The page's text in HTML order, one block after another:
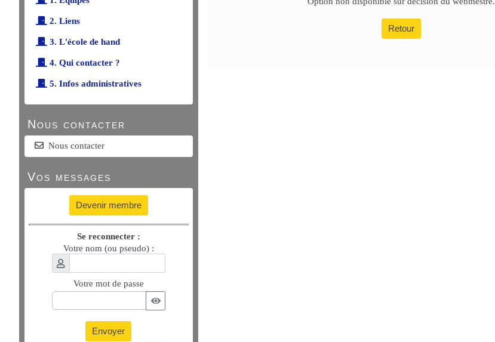
2. Liens
3. L'école de hand
4. Qui contacter ?
5. Infos administratives
Nous contacter
Nous contacter
Vos messages
Devenir membre
Se reconnecter :
Votre nom (ou pseudo) :
Votre mot de passe
Envoyer
Retour